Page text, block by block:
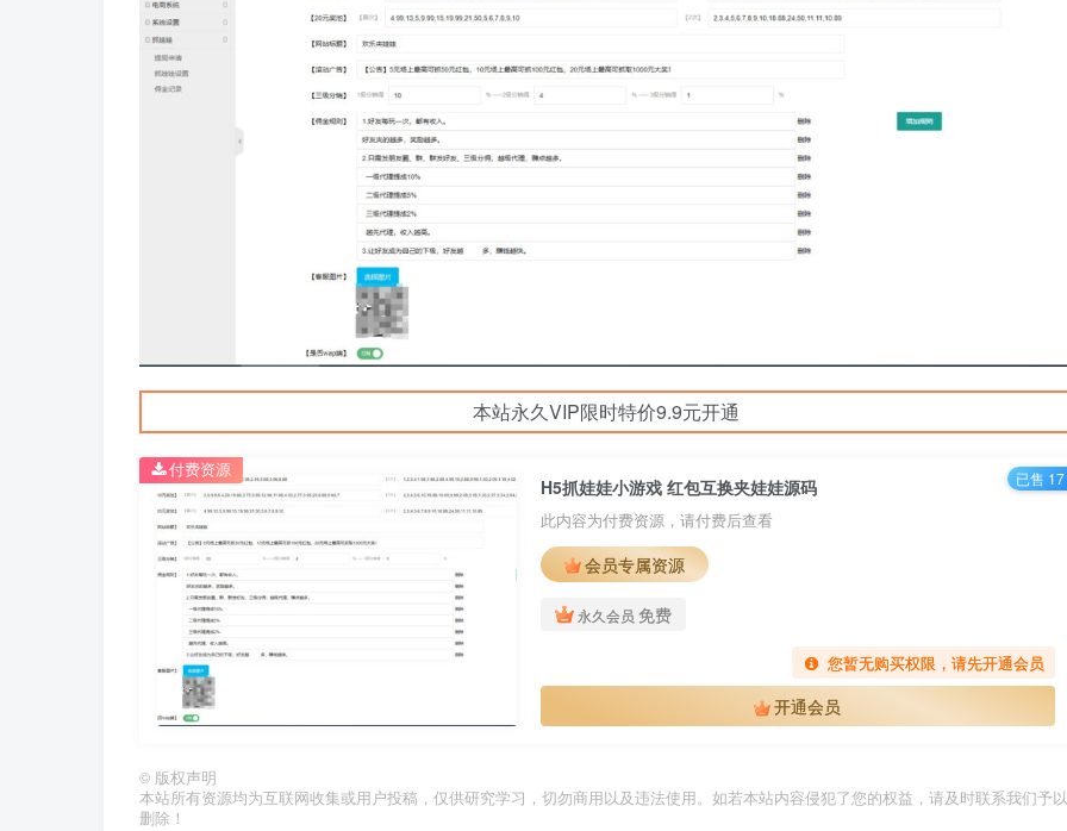
本站永久VIP限时特价9.9元开通
H5抓娃娃小游戏 红包互换夹娃娃源码
此内容为付费资源，请付费后查看
会员专属资源
永久会员 免费
您暂无购买权限，请先开通会员
开通会员
付费资源 已售 17
© 版权声明
本站所有资源均为互联网收集或用户投稿，仅供研究学习，切勿商用以及违法使用。如若本站内容侵犯了您的权益，请及时联系我们予以
删除！